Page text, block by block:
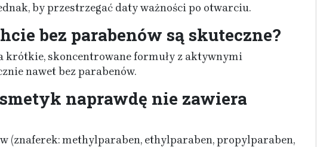
by przestrzegać daty ważności po otwarciu.
bez parabenów są skuteczne?
krótkie, skoncentrowane formuły z aktywnymi
nawet bez parabenów.
naprawdę nie zawiera
(znaferek: methylparaben, ethylparaben, propylparaben,